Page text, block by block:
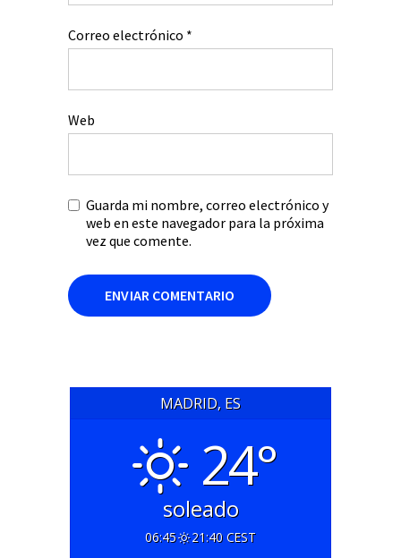
Correo electrónico *
Web
Guarda mi nombre, correo electrónico y
web en este navegador para la próxima
vez que comente.
MADRID, ES
24°
soleado
06:45 21:40 CEST